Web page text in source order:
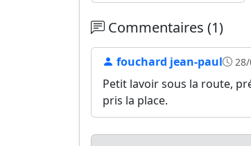
Commentaires (1)
fouchard jean-paul
Petit lavoir sous la route,
pris la place.